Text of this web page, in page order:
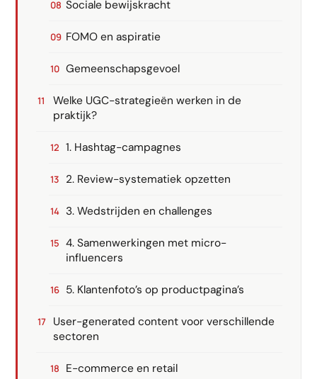
Sociale bewijskracht
FOMO en aspiratie
Gemeenschapsgevoel
Welke UGC-strategieën werken in de
praktijk?
1. Hashtag-campagnes
2. Review-systematiek opzetten
3. Wedstrijden en challenges
4. Samenwerkingen met micro-
influencers
5. Klantenfoto’s op productpagina’s
User-generated content voor verschillende
sectoren
E-commerce en retail